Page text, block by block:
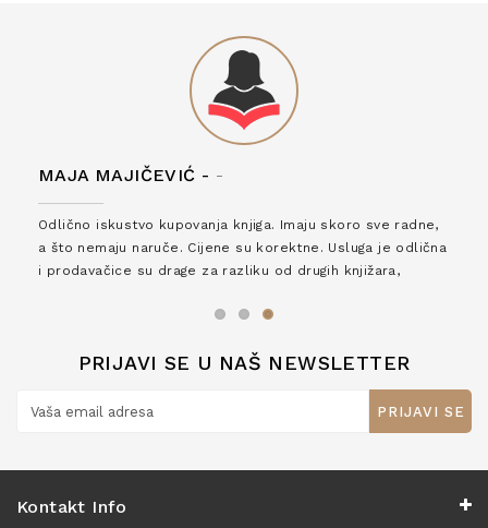
MAJA MAJIČEVIĆ - -
Odlično iskustvo kupovanja knjiga. Imaju skoro sve radne,
a što nemaju naruče. Cijene su korektne. Usluga je odlična
i prodavačice su drage za razliku od drugih knjižara,
PRIJAVI SE U NAŠ NEWSLETTER
PRIJAVI SE
Kontakt Info